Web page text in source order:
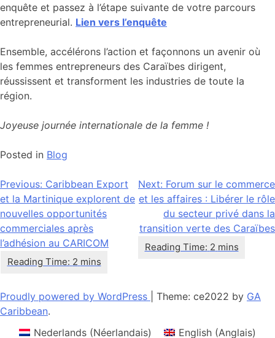
enquête et passez à l’étape suivante de votre parcours
entrepreneurial. Lien vers l’enquête
Ensemble, accélérons l’action et façonnons un avenir où
les femmes entrepreneurs des Caraïbes dirigent,
réussissent et transforment les industries de toute la
région.
Joyeuse journée internationale de la femme !
Posted in Blog
Navigation
de
l’article
Previous: Caribbean Export
et la Martinique explorent de
nouvelles opportunités
commerciales après
l’adhésion au CARICOM
Next: Forum sur le commerce
et les affaires : Libérer le rôle
du secteur privé dans la
transition verte des Caraïbes
Proudly powered by WordPress Theme: ce2022 by GA
Caribbean.
Nederlands (Néerlandais) English (Anglais)